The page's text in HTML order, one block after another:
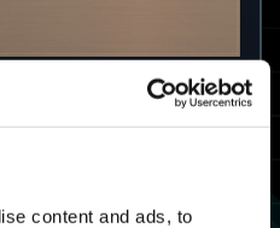
content and ads, to
다.
사합니다.